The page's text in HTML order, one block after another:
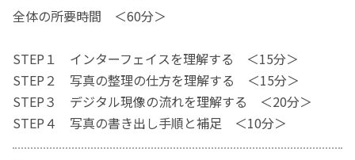
全体の所要時間 ＜60分＞
STEP１ インターフェイスを理解する ＜15分＞
STEP２ 写真の整理の仕方を理解する ＜15分＞
STEP３ デジタル現像の流れを理解する ＜20分＞
STEP４ 写真の書き出し手順と補足 ＜10分＞